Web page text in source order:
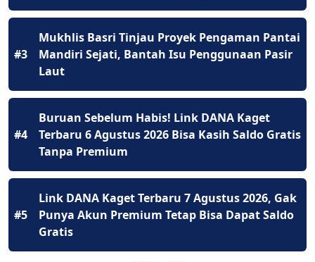
#3
Mukhlis Basri Tinjau Proyek Pengaman Pantai
Mandiri Sejati, Bantah Isu Penggunaan Pasir
Laut
#4
Buruan Sebelum Habis! Link DANA Kaget
Terbaru 6 Agustus 2026 Bisa Kasih Saldo Gratis
Tanpa Premium
#5
Link DANA Kaget Terbaru 7 Agustus 2026, Gak
Punya Akun Premium Tetap Bisa Dapat Saldo
Gratis